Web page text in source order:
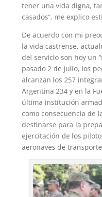
tener una vida digna,
casados”, me explico
De acuerdo con mi
la vida castrense,
del servicio son hoy un
pasado 2 de julio, los
alcanzan los 257
Argentina 234 y en la
última institución
como consecuencia de
destinarse para la
ejercitación de los
aeronaves de